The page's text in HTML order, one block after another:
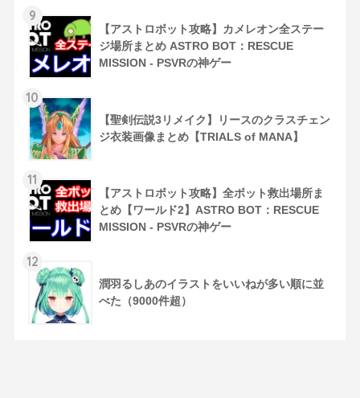
9
【アストロボット攻略】カメレオン全ステー
ジ場所まとめ ASTRO BOT：RESCUE
MISSION - PSVRの神ゲー
10
【聖剣伝説3リメイク】リースのクラスチェン
ジ衣装画像まとめ【TRIALS of MANA】
11
【アストロボット攻略】全ボット救出場所ま
とめ【ワールド2】ASTRO BOT：RESCUE
MISSION - PSVRの神ゲー
12
潤羽るしあのイラストをいいねが多い順に並
べた（9000件超）